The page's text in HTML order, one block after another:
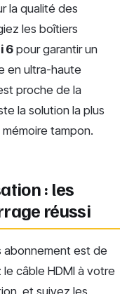
la qualité des
les boîtiers
6 pour garantir un
en ultra-haute
proche de la
la solution la plus
tampon.
: les
réussi
abonnement est de
câble HDMI à votre
et suivez les